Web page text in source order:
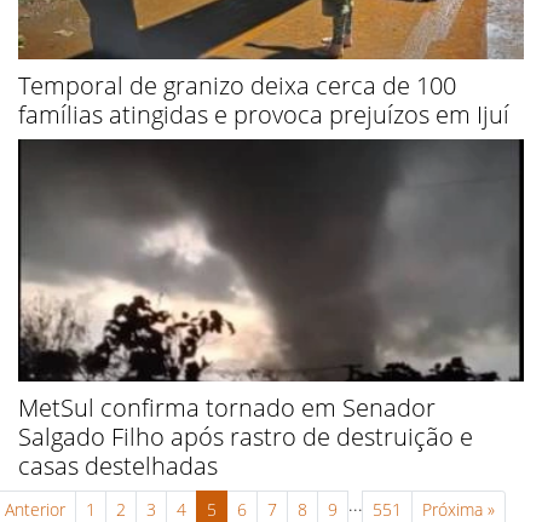
Temporal de granizo deixa cerca de 100
famílias atingidas e provoca prejuízos em Ijuí
MetSul confirma tornado em Senador
Salgado Filho após rastro de destruição e
casas destelhadas
Anterior 1 2 3 4 5 6 7 8 9 ... 551 Próxima »